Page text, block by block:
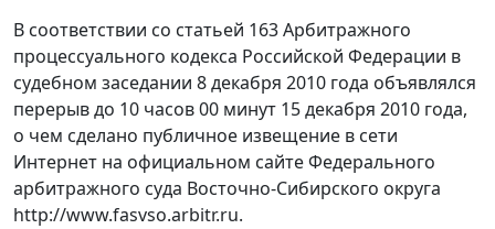
В соответствии со статьей 163Арбитражного
процессуального кодекса Российской Федерации в
судебном заседании 8 декабря 2010 года объявлялся
перерыв до 10 часов 00 минут 15 декабря 2010 года,
о чем сделано публичное извещение в сети
Интернет на официальном сайте Федерального
арбитражного суда Восточно-Сибирского округа
http://www.fasvso.arbitr.ru.